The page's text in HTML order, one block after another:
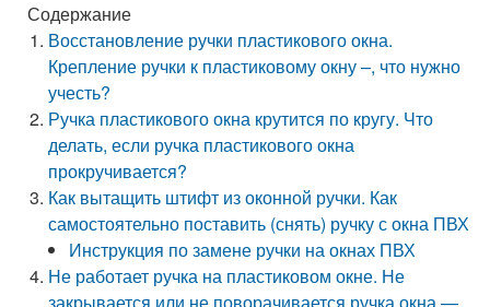
Содержание
Восстановление ручки пластикового окна.
Крепление ручки к пластиковому окну –, что нужно
учесть?
Ручка пластикового окна крутится по кругу. Что
делать, если ручка пластикового окна
прокручивается?
Как вытащить штифт из оконной ручки. Как
самостоятельно поставить (снять) ручку с окна ПВХ
Инструкция по замене ручки на окнах ПВХ
Не работает ручка на пластиковом окне. Не